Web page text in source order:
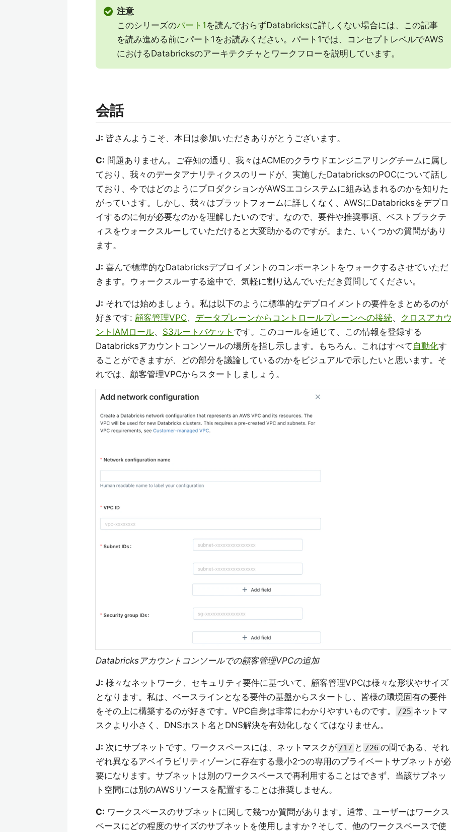
注意
このシリーズのパート1 を読んでおらずDatabricksに詳しくない場合には、この記事
を読み進める前にパート1をお読みください。パート1では、コンセプトレベルでAWS
におけるDatabricksのアーキテクチャとワークフローを説明しています。
会話
J: 皆さんようこそ、本日は参加いただきありがとうございます。
C: 問題ありません。ご存知の通り、我々はACMEのクラウドエンジニアリングチームに属し
ており、我々のデータアナリティクスのリードが、実施したDatabricksのPOCについて話し
ており、今ではどのようにプロダクションがAWSエコシステムに組み込まれるのかを知りた
がっています。しかし、我々はプラットフォームに詳しくなく、AWSにDatabricksをデプロ
イするのに何が必要なのかを理解したいのです。なので、要件や推奨事項、ベストプラクテ
ィスをウォークスルーしていただけると大変助かるのですが。また、いくつかの質問があり
ます。
J: 喜んで標準的なDatabricksデプロイメントのコンポーネントをウォークするさせていただ
きます。ウォークスルーする途中で、気軽に割り込んでいただき質問してください。
J: それでは始めましょう。私は以下のように標準的なデプロイメントの要件をまとめるのが
好きです: 顧客管理VPC、 データプレーンからコントロールプレーンへの接続、 クロスアカ
ントIAMロール、 S3ルートバケット です。このコールを通じて、この情報を登録する
Databricksアカウントコンソールの場所を指し示します。もちろん、これはすべて 自動化す
ることができますが、どの部分を議論しているのかをビジュアルで示したいと思います。そ
れでは、顧客管理VPCからスタートしましょう。
Databricksアカウントコンソールでの顧客管理VPCの追加
J: 様々なネットワーク、セキュリティ要件に基づいて、顧客管理VPCは様々な形状やサイズ
となります。私は、ベースラインとなる要件の基盤からスタートし、皆様の環境固有の要件
をその上に構築するのが好きです。VPC自身は非常にわかりやすいものです。
/25 ネットマ
スクより小さく、DNSホスト名とDNS解決を有効化しなくてはなりません。
J: 次にサブネットです。ワークスペースには、ネットマスクが /17 と /26 の間である、それ
ぞれ異なるアベイラビリティゾーンに存在する最小2つの専用のプライベートサブネットが必
要になります。サブネットは別のワークスペースで再利用することはできず、当該サブネッ
ト空間には別のAWSリソースを配置することは推奨しません。
C: ワークスペースのサブネットに関して幾つか質問があります。通常、ユーザーはワークス
ペースにどの程度のサイズのサブネットを使用しますか？そして、他のワークスペースで使